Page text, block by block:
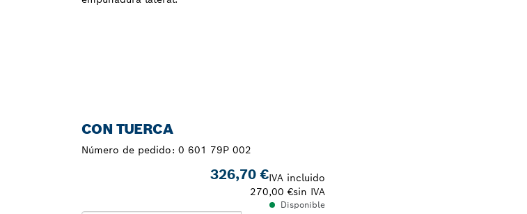
CON TUERCA
Número de pedido: 0 601 79P 002
326,70 €IVA incluido
270,00 €sin IVA
Disponible